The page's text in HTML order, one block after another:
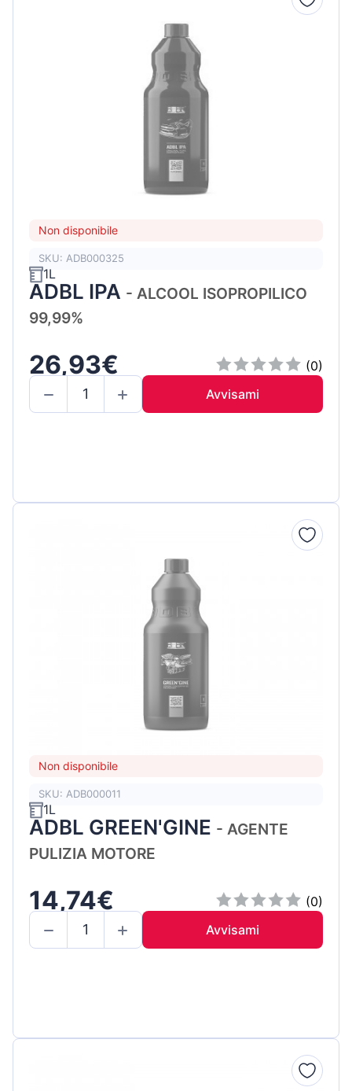
Non disponibile
SKU: ADB000325
1L
ADBL IPA - ALCOOL ISOPROPILICO
99,99%
26,93€
(0)
Avvisami
Non disponibile
SKU: ADB000011
1L
ADBL GREEN'GINE - AGENTE
PULIZIA MOTORE
14,74€
(0)
Avvisami